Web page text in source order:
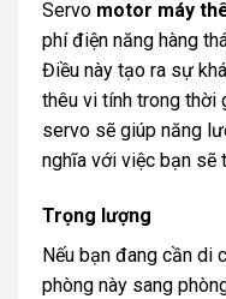
Servo motor máy
phí điện năng hàng
Điều này tạo ra sự
thêu vi tính trong thời
servo sẽ giúp năng
nghĩa với việc bạn sẽ
Trọng lượng
Nếu bạn đang cần di
phòng này sang